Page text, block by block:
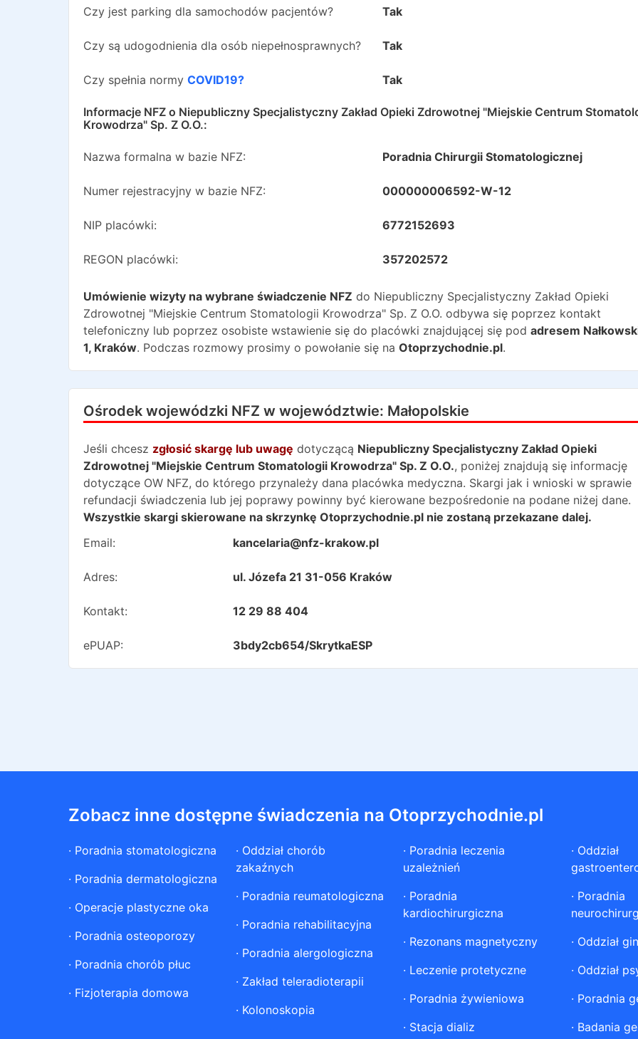
Czy jest parking dla samochodów pacjentów? Tak
Czy są udogodnienia dla osób niepełnosprawnych? Tak
Czy spełnia normy COVID19? Tak
Informacje NFZ o Niepubliczny Specjalistyczny Zakład Opieki Zdrowotnej "Miejskie Centrum
Krowodrza" Sp. Z O.O.:
Nazwa formalna w bazie NFZ: Poradnia Chirurgii Stomatologicznej
Numer rejestracyjny w bazie NFZ: 000000006592-W-12
NIP placówki: 6772152693
REGON placówki: 357202572
Umówienie wizyty na wybrane świadczenie NFZ do Niepubliczny Specjalistyczny Zakład Opieki
Zdrowotnej "Miejskie Centrum Stomatologii Krowodrza" Sp. Z O.O. odbywa się poprzez kontakt
telefoniczny lub poprzez osobiste wstawienie się do placówki znajdującej się pod adresem
1, Kraków. Podczas rozmowy prosimy o powołanie się na Otoprzychodnie.pl.
Ośrodek wojewódzki NFZ w województwie: Małopolskie
Jeśli chcesz zgłosić skargę lub uwagę dotyczącą Niepubliczny Specjalistyczny Zakład Opieki
Zdrowotnej "Miejskie Centrum Stomatologii Krowodrza" Sp. Z O.O., poniżej znajdują się informację
dotyczące OW NFZ, do którego przynależy dana placówka medyczna. Skargi jak i wnioski w sprawie
refundacji świadczenia lub jej poprawy powinny być kierowane bezpośredonie na podane niżej dane.
Wszystkie skargi skierowane na skrzynkę Otoprzychodnie.pl nie zostaną przekazane dalej.
Email:
kancelaria@nfz-krakow.pl
Adres: ul. Józefa 21 31-056 Kraków
Kontakt: 12 29 88 404
ePUAP: 3bdy2cb654/SkrytkaESP
Zobacz inne dostępne świadczenia na Otoprzychodnie.pl
· Poradnia stomatologiczna
· Poradnia dermatologiczna
· Operacje plastyczne oka
· Poradnia osteoporozy
· Poradnia chorób płuc
· Fizjoterapia domowa
· Oddział chorób
zakaźnych
· Poradnia reumatologiczna
· Poradnia rehabilitacyjna
· Poradnia alergologiczna
· Zakład teleradioterapii
· Kolonoskopia
· Poradnia leczenia
uzależnień
· Poradnia
kardiochirurgiczna
· Rezonans magnetyczny
· Leczenie protetyczne
· Poradnia żywieniowa
· Stacja dializ
· Oddział
· Poradnia
· Oddział
· Oddział
· Poradnia
· Badania